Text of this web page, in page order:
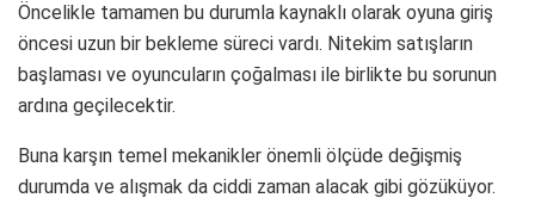
Öncelikle tamamen bu durumla kaynaklı olarak oyuna giriş
öncesi uzun bir bekleme süreci vardı. Nitekim satışların
başlaması ve oyuncuların çoğalması ile birlikte bu sorunun
ardına geçilecektir.
Buna karşın temel mekanikler önemli ölçüde değişmiş
durumda ve alışmak da ciddi zaman alacak gibi gözüküyor.